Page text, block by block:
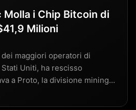
i Chip Bitcoin di
Milioni
maggiori operatori di
Uniti, ha rescisso
a Proto, la divisione mining